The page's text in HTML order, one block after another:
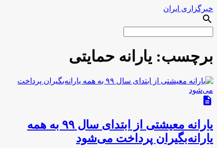
خبرگزاری ایران
search
برچسب: یارانه حمایتی
description
یارانه معیشتی از ابتدای سال ۹۹ به همه
یارانه‌بگیران پرداخت می‌شود